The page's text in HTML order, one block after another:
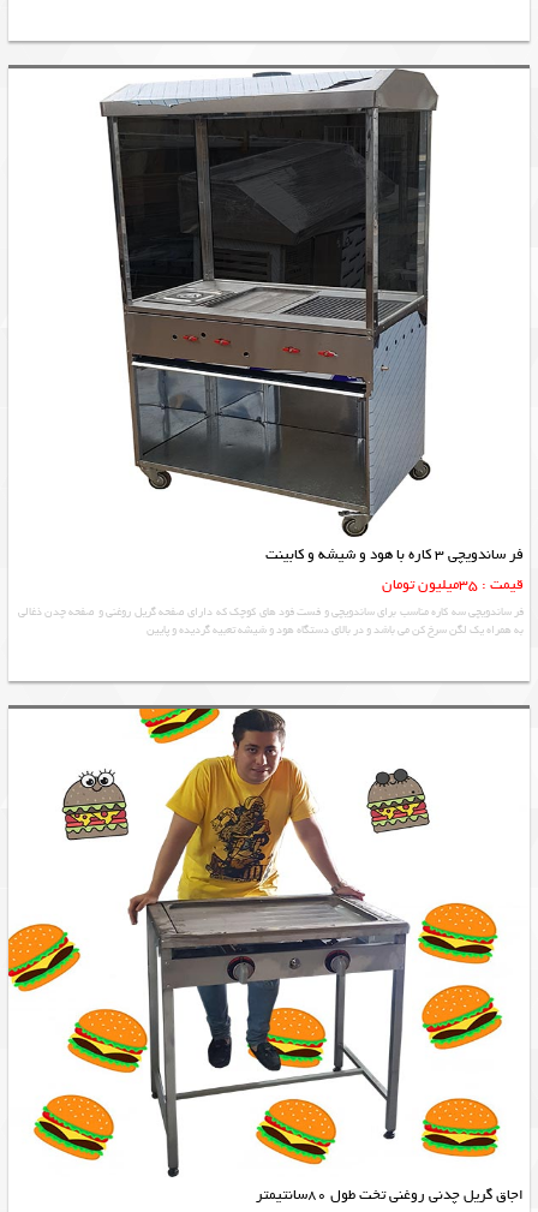
فر ساندویچی 3 کاره با هود و شیشه و کابینت
قیمت : 35میلیون تومان
فر ساندویچی سه کاره مناسب برای ساندویچی و فست فود های کوچک که دارای صفحه گریل روغنی و صفحه چدن ذغالی
به همراه یک لگن سرخ کن می باشد و در بالای دستگاه هود و شیشه تعبیه گردیده و پایین
اجاق گریل چدنی روغنی تخت طول 80سانتیمتر